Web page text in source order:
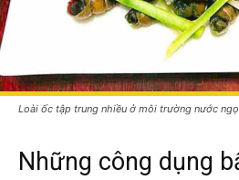
Loài ốc tập trung nhiều ở môi trường nước
Những công dụng